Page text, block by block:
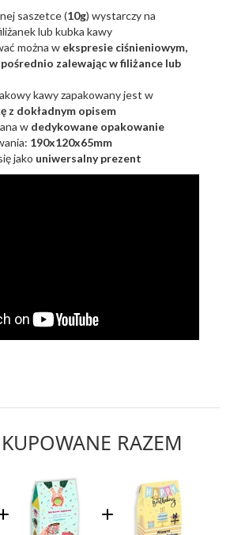
saszetce (10g) wystarczy na
lub kubka kawy
można w ekspresie ciśnieniowym,
zalewając w filiżance lub
kawy zapakowany jest w
z dokładnym opisem
w dedykowane opakowanie
190x120x65mm
jako uniwersalny prezent
RAZEM